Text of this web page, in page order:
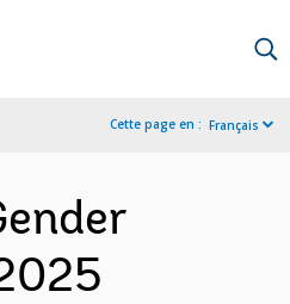
Cette page en : Français